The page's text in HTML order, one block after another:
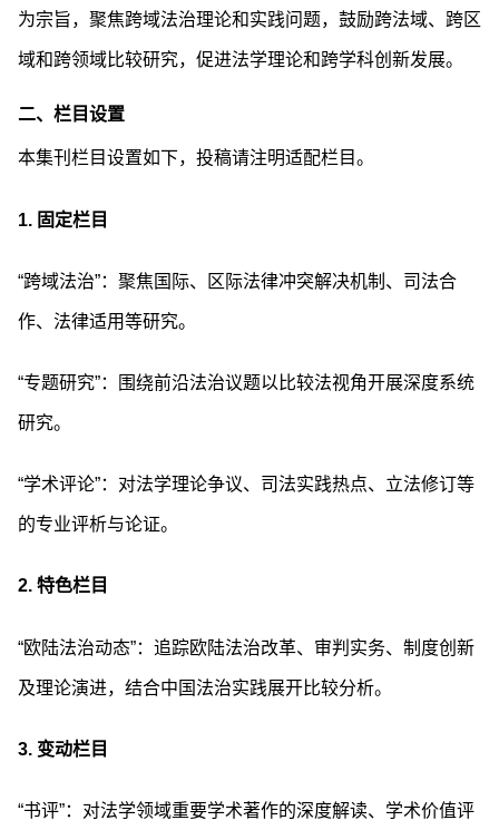
为宗旨，聚焦跨域法治理论和实践问题，鼓励跨法域、跨区
域和跨领域比较研究，促进法学理论和跨学科创新发展。
二、栏目设置
本集刊栏目设置如下，投稿请注明适配栏目。
1. 固定栏目
“跨域法治”：聚焦国际、区际法律冲突解决机制、司法合
作、法律适用等研究。
“专题研究”：围绕前沿法治议题以比较法视角开展深度系统
研究。
“学术评论”：对法学理论争议、司法实践热点、立法修订等
的专业评析与论证。
2. 特色栏目
“欧陆法治动态”：追踪欧陆法治改革、审判实务、制度创新
及理论演进，结合中国法治实践展开比较分析。
3. 变动栏目
“书评”：对法学领域重要学术著作的深度解读、学术价值评